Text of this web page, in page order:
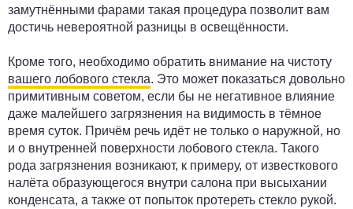
замутнёнными фарами такая процедура позволит вам
достичь невероятной разницы в освещённости.
Кроме того, необходимо обратить внимание на чистоту
вашего лобового стекла. Это может показаться довольно
примитивным советом, если бы не негативное влияние
даже малейшего загрязнения на видимость в тёмное
время суток. Причём речь идёт не только о наружной, но
и о внутренней поверхности лобового стекла. Такого
рода загрязнения возникают, к примеру, от известкового
налёта образующегося внутри салона при высыхании
конденсата, а также от попыток протереть стекло рукой.